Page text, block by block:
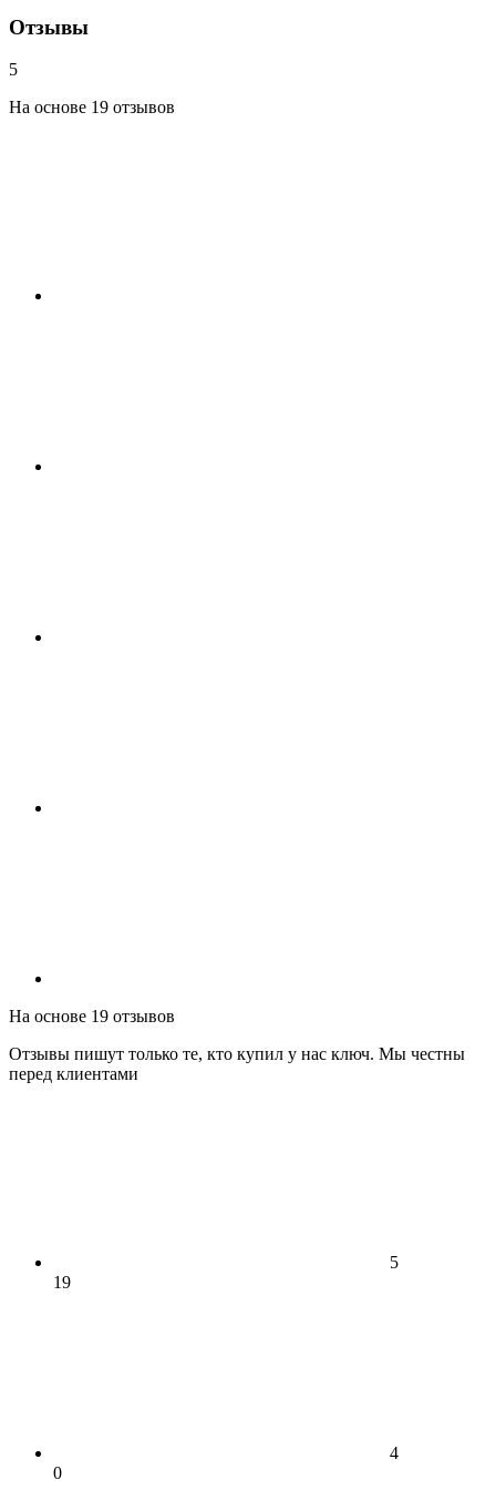
Отзывы
5
На основе 19 отзывов
На основе 19 отзывов
Отзывы пишут только те, кто купил у нас ключ. Мы честны
перед клиентами
5
19
4
0